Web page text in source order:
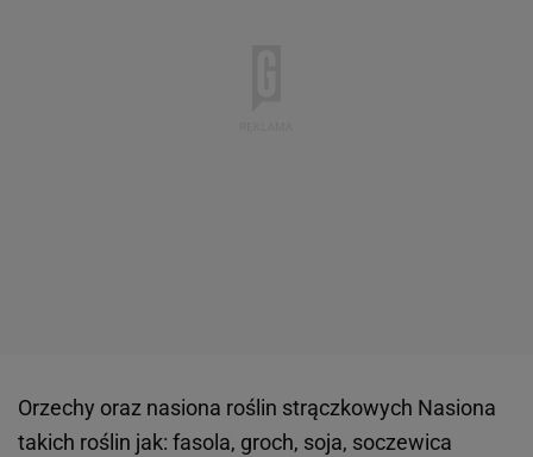
Orzechy oraz nasiona roślin strączkowych Nasiona
takich roślin jak: fasola, groch, soja, soczewica